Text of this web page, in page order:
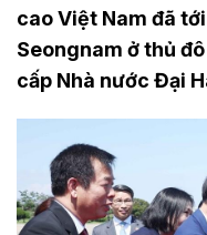
cao Việt Nam đã
Seongnam ở thủ
cấp Nhà nước Đại